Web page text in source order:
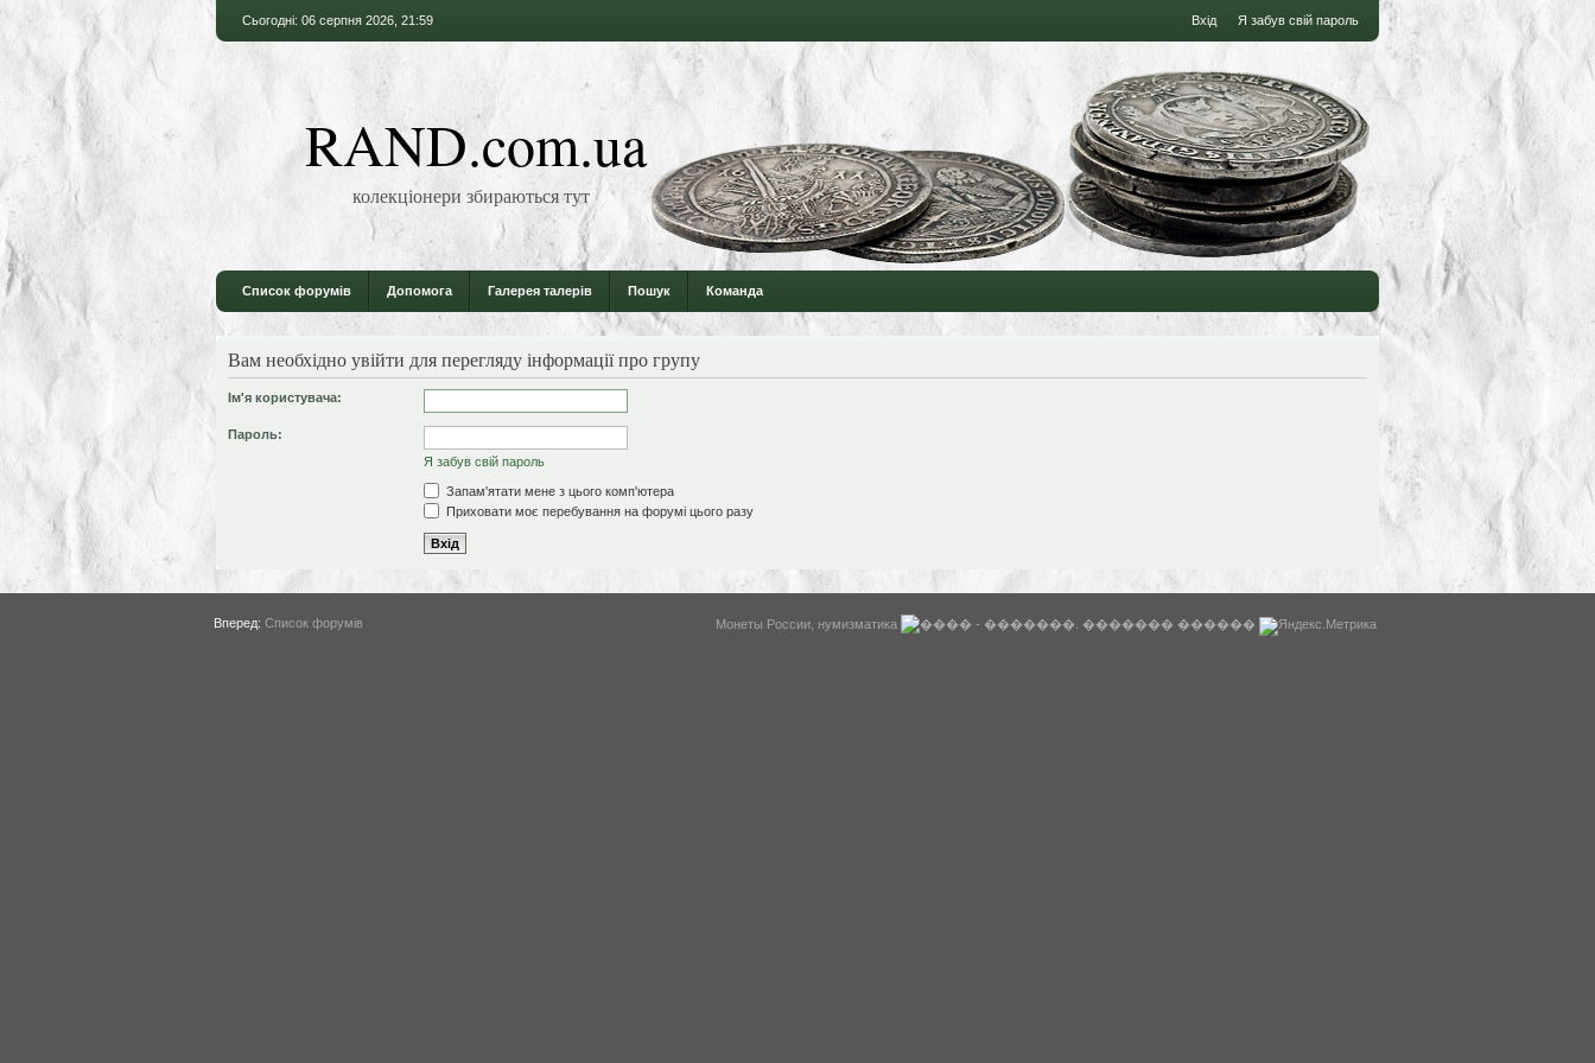
Сьогодні: 06 серпня 2026, 21:59 Вхід Я забув свій пароль
RAND.com.ua
колекціонери збираються тут
Список форумів Допомога Галерея талерів Пошук Команда
Вам необхідно увійти для перегляду інформації про групу
Ім'я користувача:
Пароль:
Я забув свій пароль
Запам'ятати мене з цього комп'ютера
Приховати моє перебування на форумі цього разу
Вперед: Список форумів Монеты России, нумизматика